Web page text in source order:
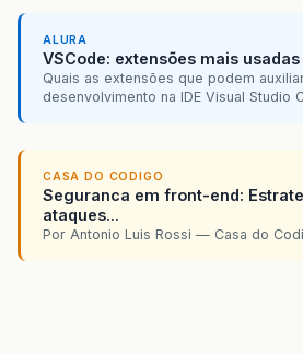
ALURA
VSCode: extensões mais usadas
Quais as extensões que podem
desenvolvimento na IDE Visual Studio
CASA DO CODIGO
Seguranca em front-end:
ataques...
Por Antonio Luis Rossi — Casa do